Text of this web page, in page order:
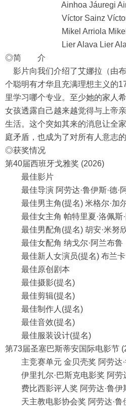
Ainhoa Jáuregi
Víctor Sainz Víctor
Mikel Arriola Mikel
Lier Alava Lier
◎简 介
影片向我们介绍了艾娜拉（由
个聪明有才华且充满理想主义的
里学习哪个专业。至少她的家人
女孩透露自己越来越觉得与上帝
生活。这个突如其来的消息让全
庭矛盾，也成为了对所有人意志的
◎获奖情况
第40届西班牙戈雅奖 (2026)
最佳影片
最佳导演 阿劳达·鲁伊斯·德·
最佳男主角(提名) 米格尔·加
最佳女主角 帕特里夏·洛佩斯·
最佳男配角(提名) 胡安·米努
最佳女配角 纳戈尔·阿兰布鲁
最佳新人女演员(提名) 布兰卡
最佳原创剧本
最佳摄影(提名)
最佳剪辑(提名)
最佳制作人(提名)
最佳音效(提名)
最佳服装设计(提名)
第73届圣塞巴斯蒂安国际电影节
主竞赛单元 金贝壳奖 阿劳达·
伊里扎尔·巴斯克电影奖 阿劳
费比西影评人奖 阿劳达·鲁伊
天主教电影协会奖 阿劳达·鲁